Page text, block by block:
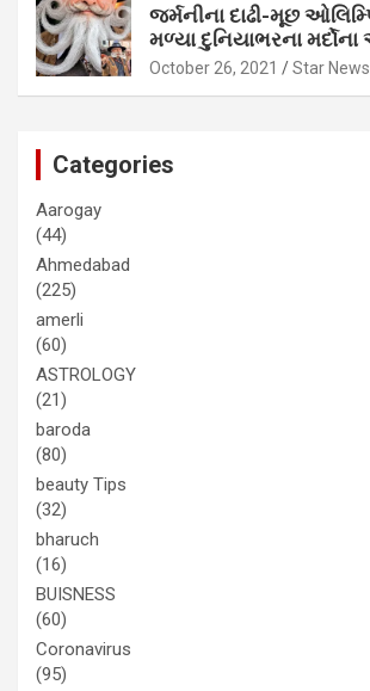
જર્મનીના દાઢી-મૂછ
મળ્યા દુનિયાભરના
October 26, 2021 Star
Categories
Aarogay
(44)
Ahmedabad
(225)
amerli
(60)
ASTROLOGY
(21)
baroda
(80)
beauty Tips
(32)
bharuch
(16)
BUISNESS
(60)
Coronavirus
(95)